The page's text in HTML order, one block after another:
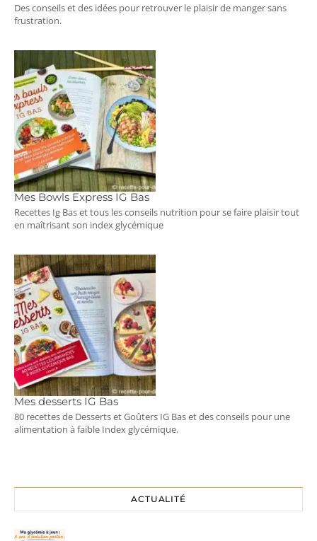
Des conseils et des idées pour retrouver le plaisir de manger sans
frustration.
Mes Bowls Express IG Bas
Recettes Ig Bas et tous les conseils nutrition pour se faire plaisir tout
en maîtrisant son index glycémique
Mes desserts IG Bas
80 recettes de Desserts et Goûters IG Bas et des conseils pour une
alimentation à faible Index glycémique.
ACTUALITÉ